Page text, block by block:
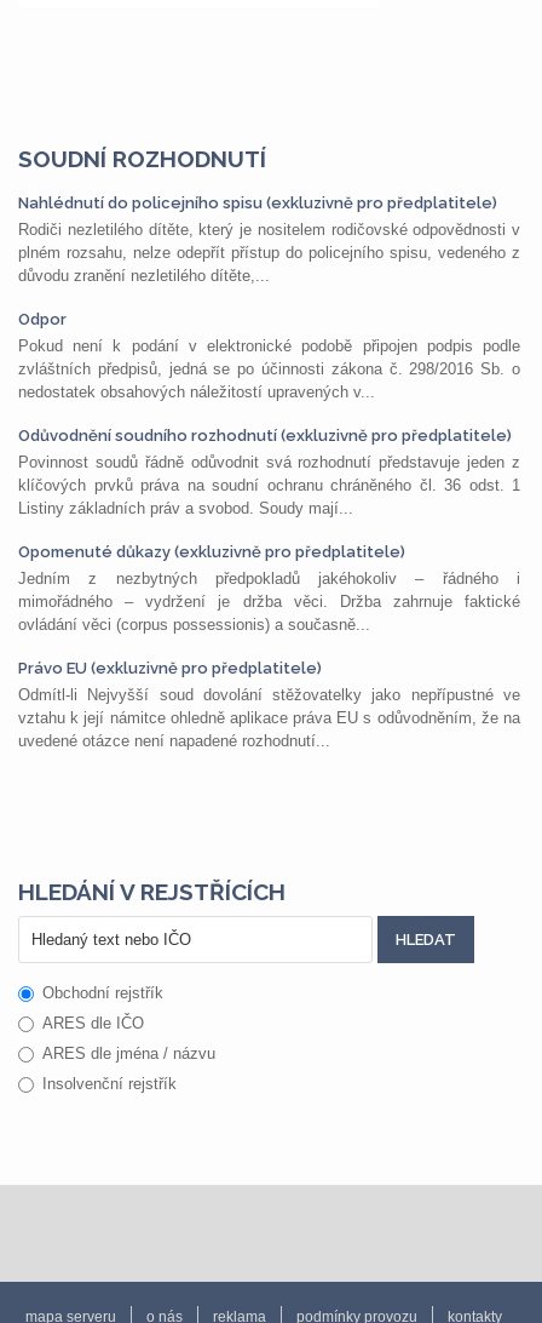
SOUDNÍ ROZHODNUTÍ
Nahlédnutí do policejního spisu (exkluzivně pro předplatitele)
Rodiči nezletilého dítěte, který je nositelem rodičovské odpovědnosti v
plném rozsahu, nelze odepřít přístup do policejního spisu, vedeného z
důvodu zranění nezletilého dítěte,...
Odpor
Pokud není k podání v elektronické podobě připojen podpis podle
zvláštních předpisů, jedná se po účinnosti zákona č. 298/2016 Sb. o
nedostatek obsahových náležitostí upravených v...
Odůvodnění soudního rozhodnutí (exkluzivně pro předplatitele)
Povinnost soudů řádně odůvodnit svá rozhodnutí představuje jeden z
klíčových prvků práva na soudní ochranu chráněného čl. 36 odst. 1
Listiny základních práv a svobod. Soudy mají...
Opomenuté důkazy (exkluzivně pro předplatitele)
Jedním z nezbytných předpokladů jakéhokoliv – řádného i
mimořádného – vydržení je držba věci. Držba zahrnuje faktické
ovládání věci (corpus possessionis) a současně...
Právo EU (exkluzivně pro předplatitele)
Odmítl-li Nejvyšší soud dovolání stěžovatelky jako nepřípustné ve
vztahu k její námitce ohledně aplikace práva EU s odůvodněním, že na
uvedené otázce není napadené rozhodnutí...
HLEDÁNÍ V REJSTŘÍCÍCH
Obchodní rejstřík
ARES dle IČO
ARES dle jména / názvu
Insolvenční rejstřík
mapa serveru o nás reklama podmínky provozu kontakty